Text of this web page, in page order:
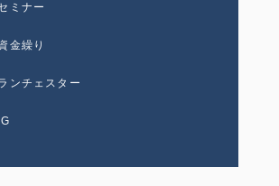
ミナー
金繰り
ンチェスター